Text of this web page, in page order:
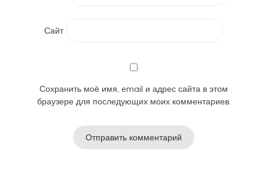
Сайт
Сохранить моё имя, email и адрес сайта в этом
браузере для последующих моих комментариев.